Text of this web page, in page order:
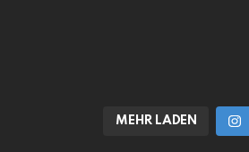
MEHR LADEN